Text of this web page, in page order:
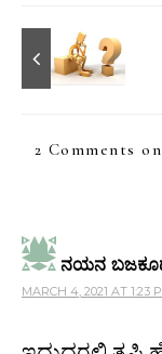
2 Comments
ನಯನ
MARCH 4, 2021 AT 1:23